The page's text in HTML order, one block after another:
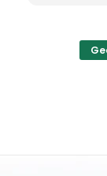
gemaakt.